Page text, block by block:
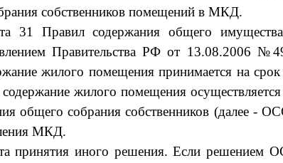
собственников помещений в МКД.
Правил содержания общего
Правительства РФ от 13.08.2006
жилого помещения принимается на
жилого помещения
общего собрания собственников (далее -
МКД.
принятия иного решения. Если решением